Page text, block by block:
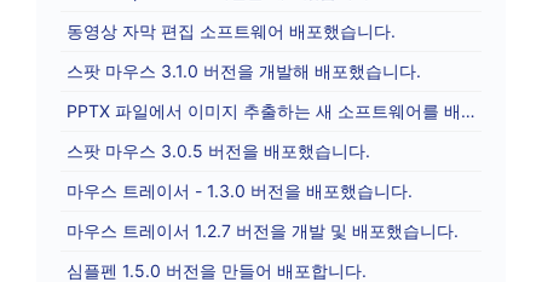
동영상 자막 편집 소프트웨어 배포했습니다.
스팟 마우스 3.1.0 버전을 개발해 배포했습니다.
PPTX 파일에서 이미지 추출하는 새 소프트웨어를 배포합니다.
스팟 마우스 3.0.5 버전을 배포했습니다.
마우스 트레이서 - 1.3.0 버전을 배포했습니다.
마우스 트레이서 1.2.7 버전을 개발 및 배포했습니다.
심플펜 1.5.0 버전을 만들어 배포합니다.